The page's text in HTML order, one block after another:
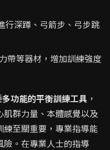
行深蹲、弓箭步、弓步跳
帶等器材，增加訓練強度
多功能的平衡訓練工具 ，
群力量、本體感覺以及
至關重要，專業指導能
。在專業人士的指導